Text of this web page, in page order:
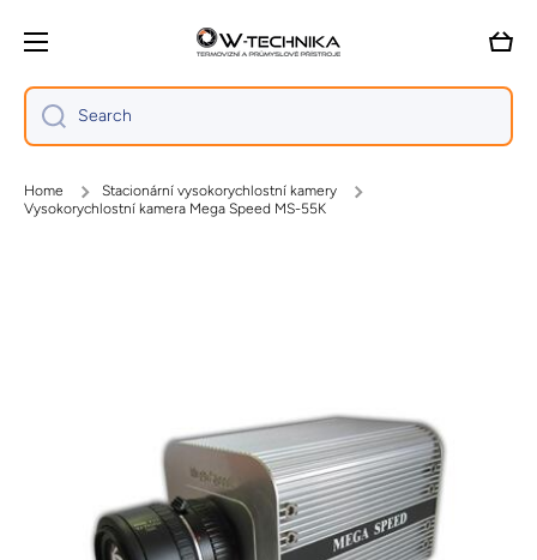
Skip to content
Cart
Search
Home
Stacionární vysokorychlostní kamery
Vysokorychlostní kamera Mega Speed MS-55K